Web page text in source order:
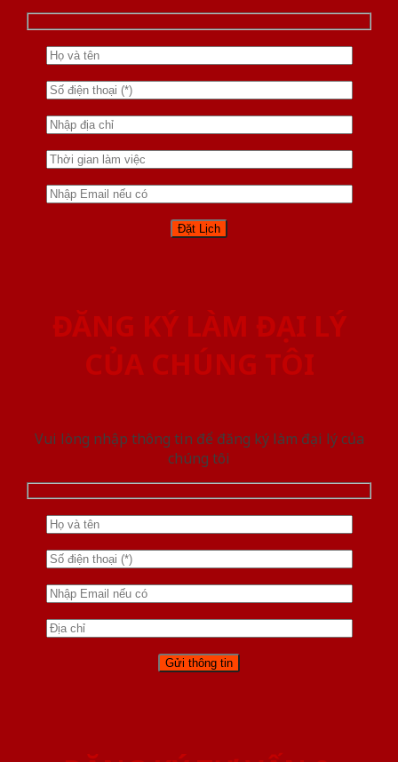
ĐĂNG KÝ LÀM ĐẠI LÝ
CỦA CHÚNG TÔI
Vui lòng nhập thông tin để đăng ký làm đại lý của
chúng tôi